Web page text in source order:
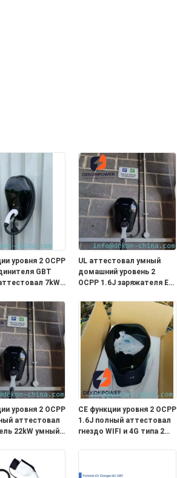
уровня 2 OCPP
GBT
7kW
WIFI и 4G
UL аттестовал умный
домашний уровень 2
OCPP 1.6J заряжателя EV
типа 1 функции с 5
метрами привязывает
выход 40A
уровня 2 OCPP
аттестовал
22kW умный
привязывает
CE функции уровня 2 OCPP
1.6J полный аттестовал
гнездо WIFI и 4G типа 2